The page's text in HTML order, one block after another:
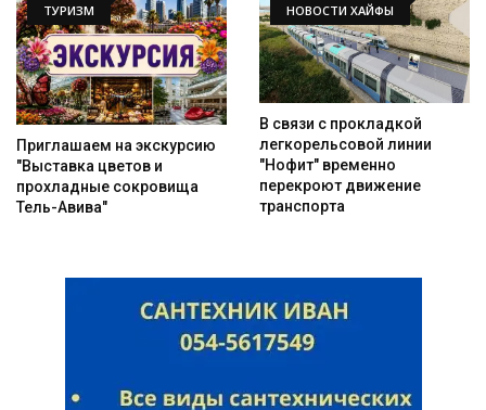
ТУРИЗМ
Приглашаем на экскурсию
"Выставка цветов и
прохладные сокровища
Тель-Авива"
НОВОСТИ ХАЙФЫ
В связи с прокладкой
легкорельсовой линии
"Нофит" временно
перекроют движение
транспорта